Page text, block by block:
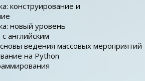
конструирование и
новый уровень
английским
ведения массовых мероприятий
на Python